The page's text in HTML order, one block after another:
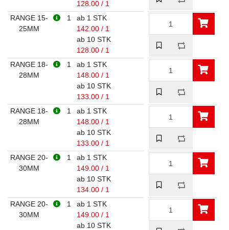
128.00 / 1
RANGE 15-
25MM
1
ab 1 STK
142.00 / 1
ab 10 STK
128.00 / 1
RANGE 18-
28MM
1
ab 1 STK
148.00 / 1
ab 10 STK
133.00 / 1
RANGE 18-
28MM
1
ab 1 STK
148.00 / 1
ab 10 STK
133.00 / 1
RANGE 20-
30MM
1
ab 1 STK
149.00 / 1
ab 10 STK
134.00 / 1
RANGE 20-
30MM
1
ab 1 STK
149.00 / 1
ab 10 STK